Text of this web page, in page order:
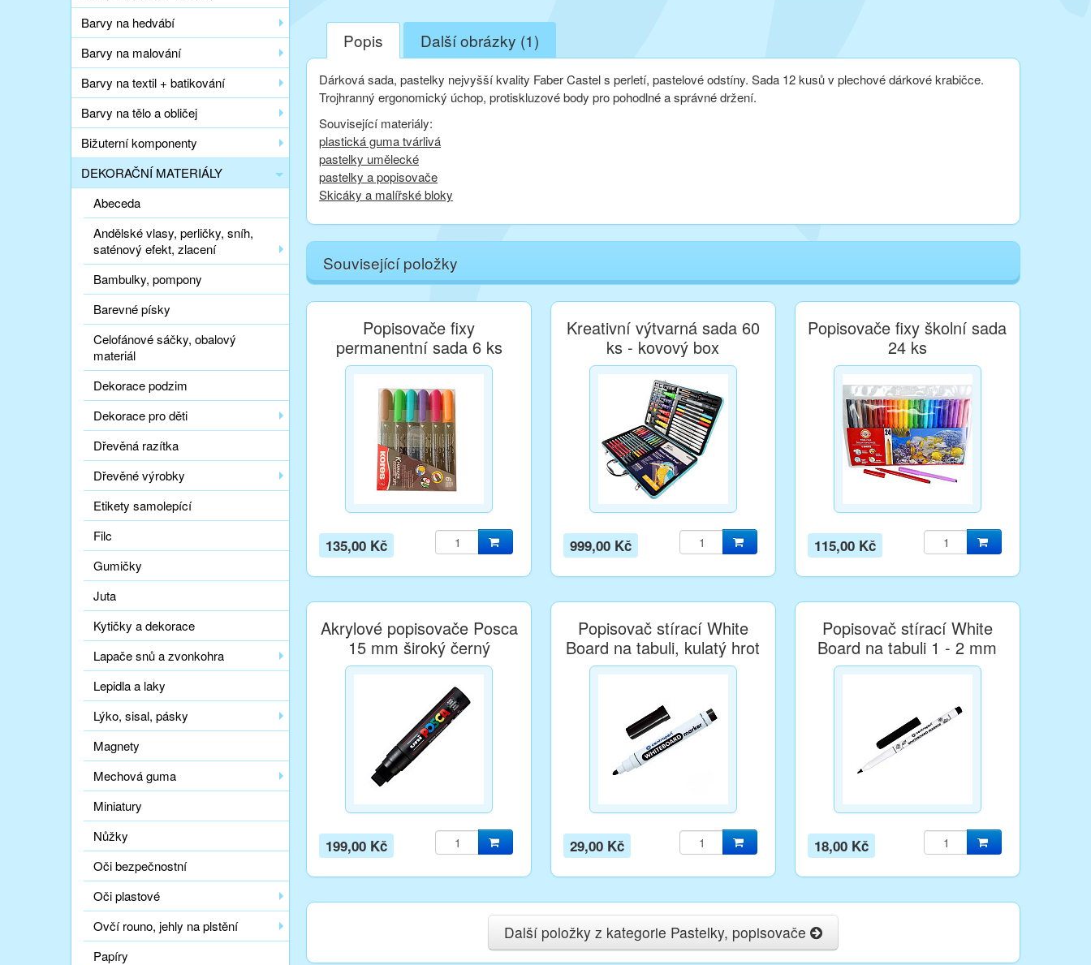
Barvy na hedvábí
Barvy na malování
Barvy na textil + batikování
Barvy na tělo a obličej
Bižuterní komponenty
DEKORAČNÍ MATERIÁLY
Abeceda
Andělské vlasy, perličky, sníh,
saténový efekt, zlacení
Bambulky, pompony
Barevné písky
Celofánové sáčky, obalový
materiál
Dekorace podzim
Dekorace pro děti
Dřevěná razítka
Dřevěné výrobky
Etikety samolepící
Filc
Gumičky
Juta
Kytičky a dekorace
Lapače snů a zvonkohra
Lepidla a laky
Lýko, sisal, pásky
Magnety
Mechová guma
Miniatury
Nůžky
Oči bezpečnostní
Oči plastové
Ovčí rouno, jehly na plstění
Papíry
Popis Další obrázky (1)
Dárková sada, pastelky nejvyšší kvality Faber Castel s perletí, pastelové odstíny. Sada 12 kusů v plechové dárkové krabičce.
Trojhranný ergonomický úchop, protiskluzové body pro pohodlné a správné držení.
Související materiály:
plastická guma tvárlivá
pastelky umělecké
pastelky a popisovače
Skicáky a malířské bloky
Související položky
Popisovače fixy
permanentní sada 6 ks
135,00 Kč
Kreativní výtvarná sada 60
ks - kovový box
999,00 Kč
Popisovače fixy školní sada
24 ks
115,00 Kč
Akrylové popisovače Posca
15 mm široký černý
199,00 Kč
Popisovač stírací White
Board na tabuli, kulatý hrot
2,5 mm
29,00 Kč
Popisovač stírací White
Board na tabuli 1 - 2 mm
18,00 Kč
Další položky z kategorie Pastelky, popisovače